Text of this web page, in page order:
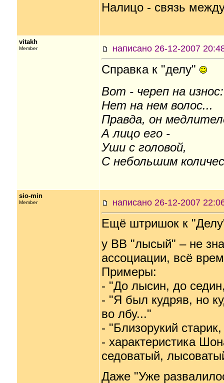
Налицо - связь
vitakh
Member написано 26-12-2007
Справка к "делу"
Вот - череп на износ:
Нет на нем волос...
Правда, он
А лицо его -
Уши с головой,
С небольшим
sio-min
Member написано 26-12-2007
Ещё штришок к
у ВВ "лысый" – не
ассоциации, всё
Примеры:
- "До лысин, до
- "Я был кудряв, но
во лбу..."
- "Близорукий
- характеристика
седоватый,
Даже "Уже